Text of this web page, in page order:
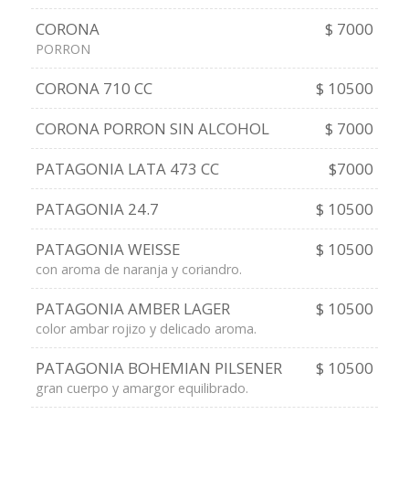
CORONA
$ 7000
PORRON
CORONA 710 CC
$ 10500
CORONA PORRON SIN ALCOHOL
$ 7000
PATAGONIA LATA 473 CC
$7000
PATAGONIA 24.7
$ 10500
PATAGONIA WEISSE
$ 10500
con aroma de naranja y coriandro.
PATAGONIA AMBER LAGER $ 10500
color ambar rojizo y delicado aroma.
PATAGONIA BOHEMIAN PILSENER $ 10500
gran cuerpo y amargor equilibrado.